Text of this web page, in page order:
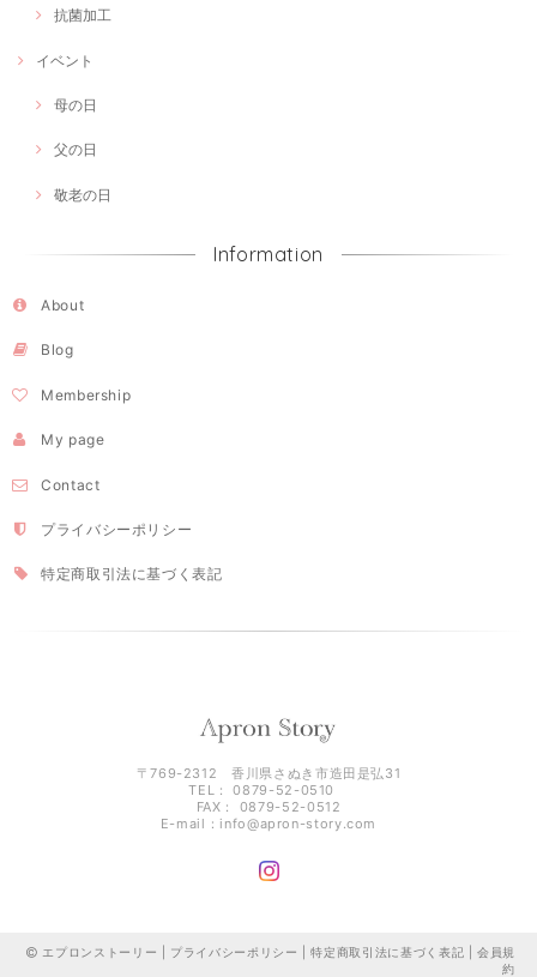
抗菌加工
イベント
母の日
父の日
敬老の日
Information
About
Blog
Membership
My page
Contact
プライバシーポリシー
特定商取引法に基づく表記
〒769-2312 香川県さぬき市造田是弘31
TEL： 0879-52-0510
FAX： 0879-52-0512
E-mail： info@apron-story.com
エプロンストーリー | プライバシーポリシー |特定商取引法に基づく表記 |会員規
約